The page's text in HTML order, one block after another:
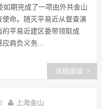
如期完成了一项由外共金山
命。随灭平易近从督查演
平易近建区委带领取成
肩负义务...
详细阅读
上海金山